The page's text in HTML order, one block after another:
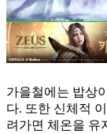
가을철에는 밥상
다. 또한 신체적
려가면 체온을 유